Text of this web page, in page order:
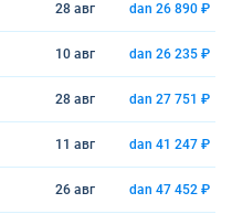
28 авг dan 26 890 ₽
10 авг dan 26 235 ₽
28 авг dan 27 751 ₽
11 авг dan 41 247 ₽
26 авг dan 47 452 ₽